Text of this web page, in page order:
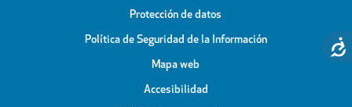
Protección de datos
Política de Seguridad de la Información
Mapa web
Accesibilidad